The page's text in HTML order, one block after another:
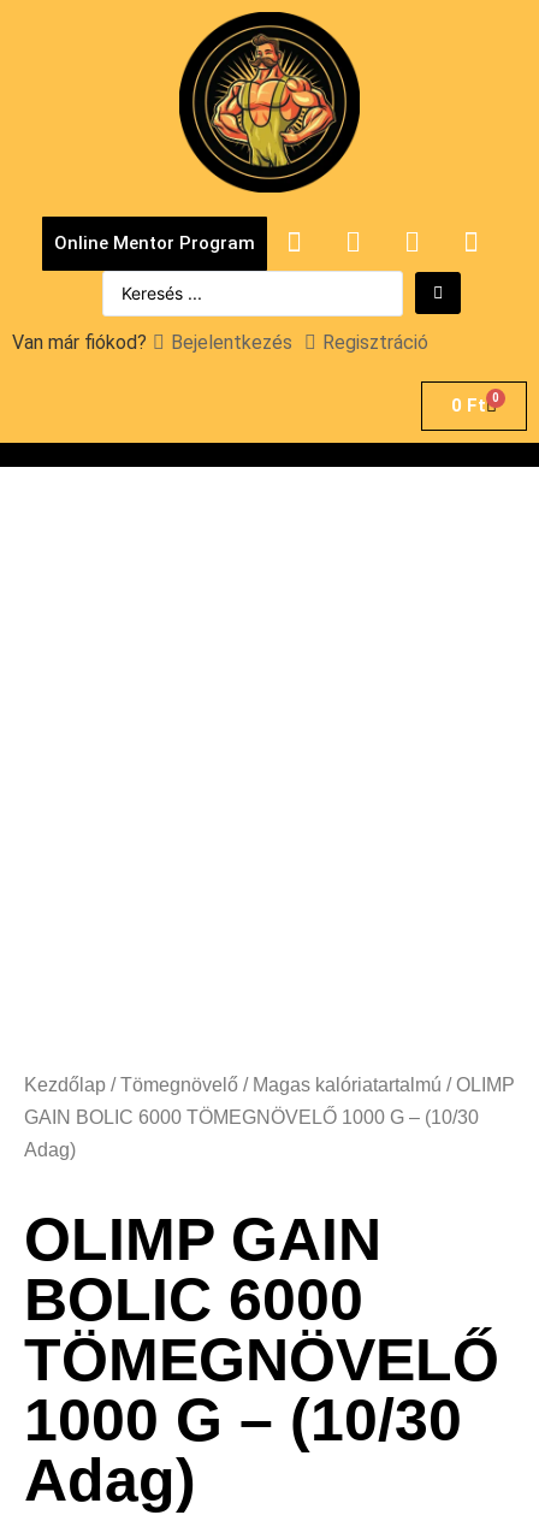
Online Mentor Program
Van már fiókod? Bejelentkezés Regisztráció
0 Ft 0
Kezdőlap /Tömegnövelő / Magas kalóriatartalmú / OLIMP
GAIN BOLIC 6000 TÖMEGNÖVELŐ 1000 G – (10/30
Adag)
OLIMP GAIN
BOLIC 6000
TÖMEGNÖVELŐ
1000 G – (10/30
Adag)